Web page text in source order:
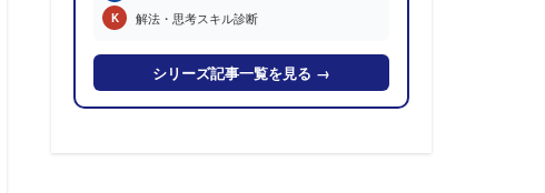
K 解法・思考スキル診断
シリーズ記事一覧を見る →